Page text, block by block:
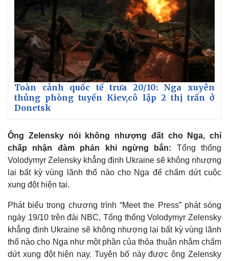
Toàn cảnh quốc tế trưa 20/10: Nga xuyên
thủng phòng tuyến Kiev,cô lập 2 thị trấn ở
Donetsk
Ông Zelensky nói không nhượng đất cho Nga, chỉ
chấp nhận đàm phán khi ngừng bắn: Tổng thống
Volodymyr Zelensky khẳng định Ukraine sẽ không nhượng
lại bất kỳ vùng lãnh thổ nào cho Nga để chấm dứt cuộc
xung đột hiện tại.
Phát biểu trong chương trình “Meet the Press” phát sóng
ngày 19/10 trên đài NBC, Tổng thống Volodymyr Zelensky
khẳng định Ukraine sẽ không nhượng lại bất kỳ vùng lãnh
thổ nào cho Nga như một phần của thỏa thuận nhằm chấm
dứt xung đột hiện nay. Tuyên bố này được ông Zelensky